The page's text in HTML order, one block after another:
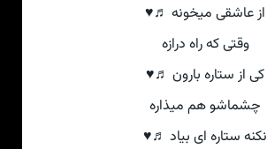
از عاشقی میخونه ♬♥
وقتی که راه درازه
کی از ستاره بارون ♬♥
چشماشو هم میذاره
نکنه ستاره ای بیاد ♬♥